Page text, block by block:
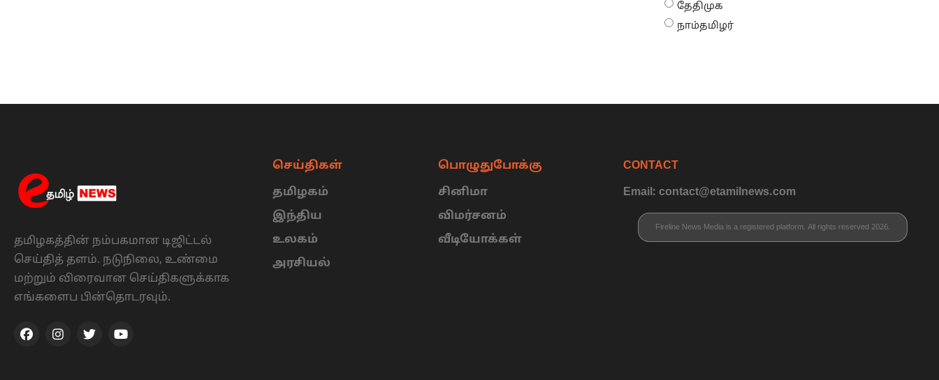
தேதிமுக
நாம்தமிழர்
தமிழகத்தின் நம்பகமான டிஜிட்டல்
செய்தித் தளம். நடுநிலை, உண்மை
மற்றும் விரைவான செய்திகளுக்காக
எங்களைப பின்தொடரவும்.
செய்திகள்
தமிழகம்
இந்திய
உலகம்
அரசியல்
பொழுதுபோக்கு
சினிமா
விமர்சனம்
வீடியோக்கள்
CONTACT
Email: contact@etamilnews.com
Fireline News Media is a registered platform. All rights reserved 2026.